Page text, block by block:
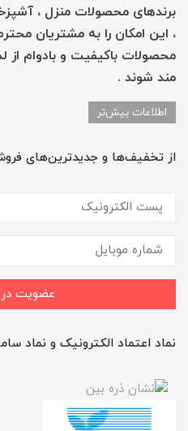
برندهای محصولات منزل ،
، این امکان را به مشتریان
محصولات باکیفیت و بادوام از
مند شوند .
اطلاعات بیش‌تر
از تخفیف‌ها و جدیدترین‌های
عضویت در
نماد اعتماد الکترونیک و نماد